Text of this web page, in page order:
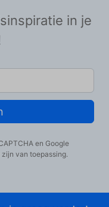
in je
en Google
zijn van toepassing.